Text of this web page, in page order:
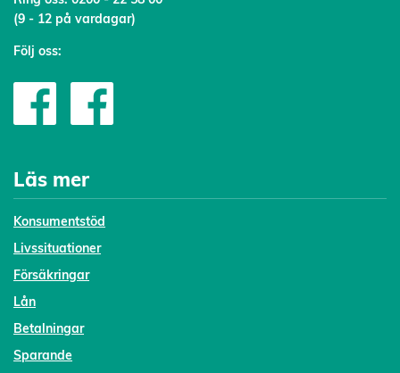
(9 - 12 på vardagar)
Följ oss:
Läs mer
Konsumentstöd
Livssituationer
Försäkringar
Lån
Betalningar
Sparande